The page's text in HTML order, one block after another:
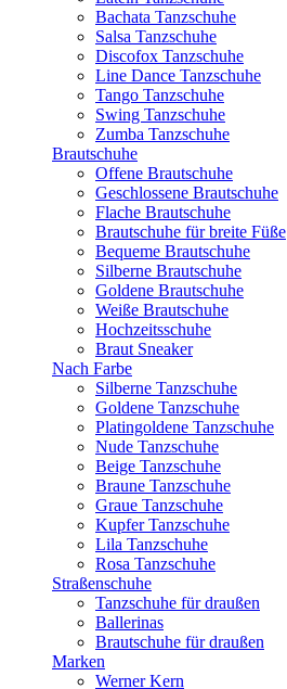
Bachata Tanzschuhe
Salsa Tanzschuhe
Discofox Tanzschuhe
Line Dance Tanzschuhe
Tango Tanzschuhe
Swing Tanzschuhe
Zumba Tanzschuhe
Brautschuhe
Offene Brautschuhe
Geschlossene Brautschuhe
Flache Brautschuhe
Brautschuhe für breite Füße
Bequeme Brautschuhe
Silberne Brautschuhe
Goldene Brautschuhe
Weiße Brautschuhe
Hochzeitsschuhe
Braut Sneaker
Nach Farbe
Silberne Tanzschuhe
Goldene Tanzschuhe
Platingoldene Tanzschuhe
Nude Tanzschuhe
Beige Tanzschuhe
Braune Tanzschuhe
Graue Tanzschuhe
Kupfer Tanzschuhe
Lila Tanzschuhe
Rosa Tanzschuhe
Straßenschuhe
Tanzschuhe für draußen
Ballerinas
Brautschuhe für draußen
Marken
Werner Kern